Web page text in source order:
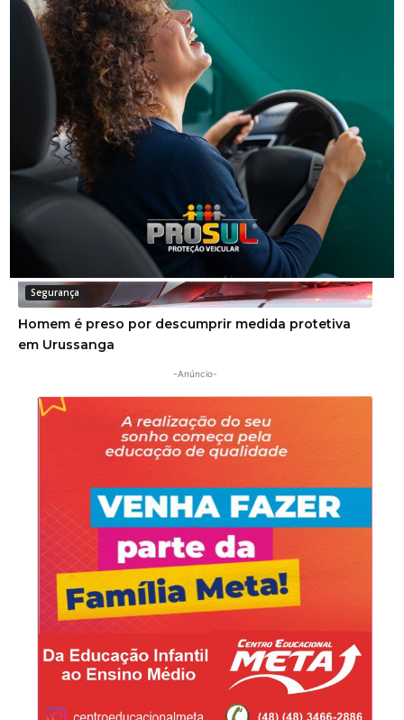
Segurança
Justiça condena dupla por golpe da falsa
adolescente e manda devolver R$ 20 mil
Segurança
Homem é preso por descumprir medida protetiva
em Urussanga
-Anúncio-